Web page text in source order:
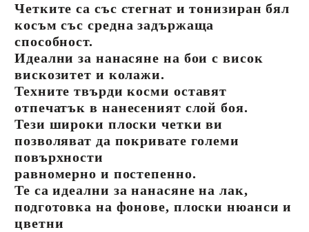
Четките са със стегнат и тонизиран бял
косъм със средна задържаща
способност.
Идеални за нанасяне на бои с висок
вискозитет и колажи.
Техните твърди косми оставят
отпечатък в нанесеният слой боя.
Тези широки плоски четки ви
позволяват да покривате големи
повърхности
равномерно и постепенно.
Те са идеални за нанасяне на лак,
подготовка на фонове, плоски нюанси и
цветни